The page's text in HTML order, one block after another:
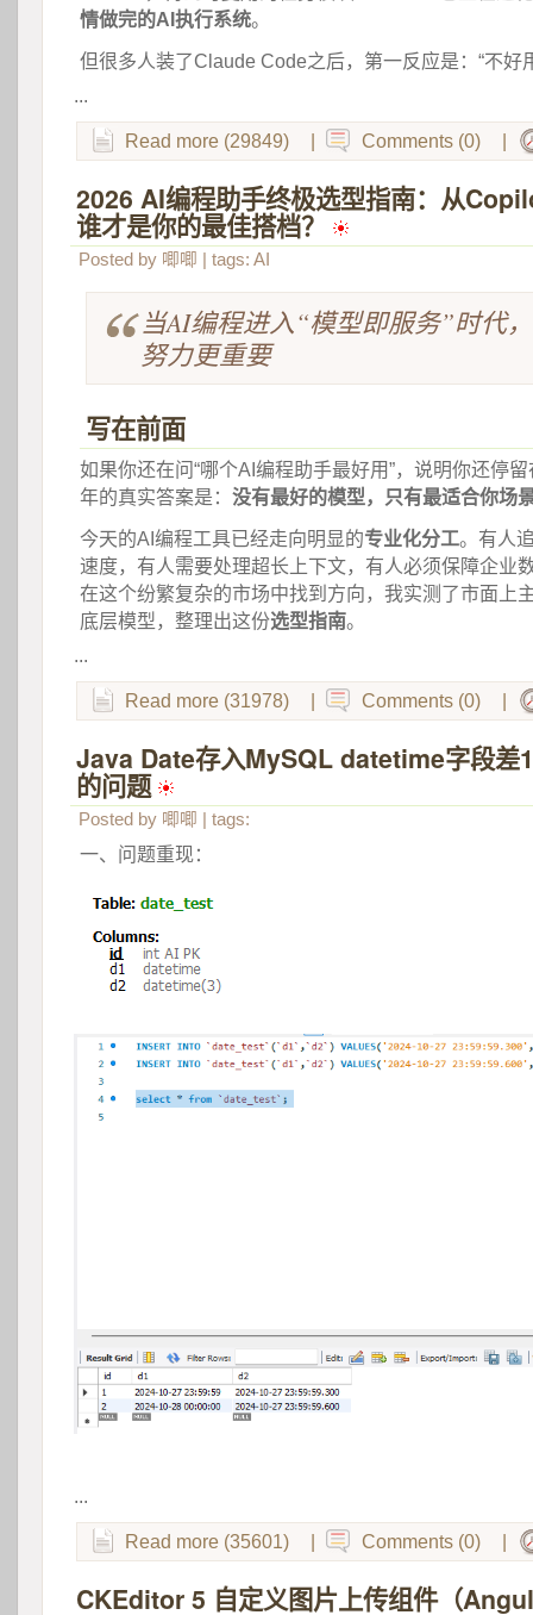
情做完的AI执行系统。
但很多人装了Claude Code之后，第一反应是：“不好
...
Read more (29849) Comments (0)
2026 AI编程助手终极选型指南：从
谁才是你的最佳搭档？
Posted by 唧唧 | tags: AI
当AI编程进入“模型即服务”时代
努力更重要
写在前面
如果你还在问“哪个AI编程助手最好用”，说明你还停
年的真实答案是： 没有最好的模型，只有最适合你场
今天的AI编程工具已经走向明显的专业化分工。有人
速度，有人需要处理超长上下文，有人必须保障企业
在这个纷繁复杂的市场中找到方向，我实测了市面上
底层模型，整理出这份选型指南。
...
Read more (31978) Comments (0)
Java Date存入MySQL datetime字段差
的问题
Posted by 唧唧 | tags:
一、问题重现：
...
Read more (35601) Comments (0)
CKEditor 5 自定义图片上传组件（